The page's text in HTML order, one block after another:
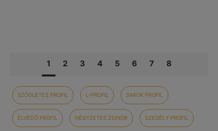
1 2 3 4 5 6 7 8
SZÖGLETES PROFIL L-PROFIL SAROK PROFIL
ÉLVÉDŐ PROFIL NÉGYZETES ZSINÓR SZEGÉLY PROFIL